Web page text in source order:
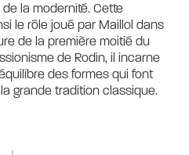
la modernité. Cette
le rôle joué par Maillol dans
de la première moitié du
de Rodin, il incarne
des formes qui font
grande tradition classique.